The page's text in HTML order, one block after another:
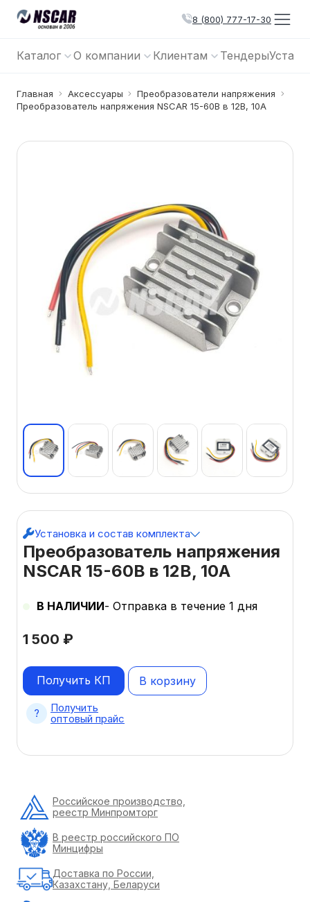
8 (800) 777-17-30
Каталог О компании Клиентам Тендеры
Главная Аксессуары
Преобразователи напряжения
Преобразователь напряжения NSCAR 15-60В в 12В, 10А
Преобразователь напряжения
NSCAR 15-60В в 12В, 10А
1 500 ₽
В НАЛИЧИИ- Отправка в течение 1 дня
Установка и состав комплекта
В корзину
Получить КП
Получить
оптовый прайс
Российское производство,
реестр Минпромторг
В реестр российского ПО
Минцифры
Доставка по России,
Казахстану, Беларуси